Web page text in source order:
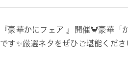
『豪華かにフェア 』開催🦀豪華
です✨️厳選ネタをぜひご堪能くださ